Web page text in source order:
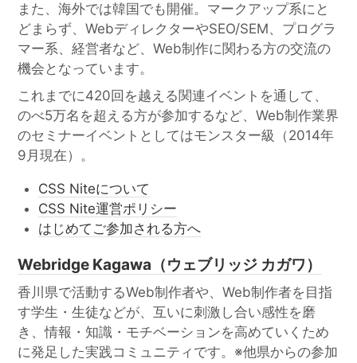
また、海外では韓国でも開催。マークアップ系にと
どまらず、WebディレクターやSEO/SEM、プログラ
マー系、経営者など、Web制作に関わる方の交流の
機会となっています。
これまでに420回を越える関連イベントを通して、
のべ5万名を超える方が参加するなど、Web制作業界
のセミナーイベントとしてはモンスター級（2014年
9月現在）。
CSS Niteについて
CSS Nite運営ポリシー
はじめてご参加される方へ
Webridge Kagawa（ウェブリッジ カガワ）
香川県で活動するWeb制作者や、Web制作者を目指
す学生・生徒などが、互いに刺激し合い感性を磨
き、情報・知識・モチベーションを高めていくため
に発足した実践コミュニティです。※他県からの参加